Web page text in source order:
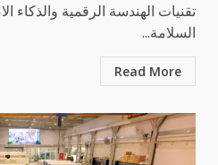
تقنيات الهندسة الرقمية
السلامة...
Read More